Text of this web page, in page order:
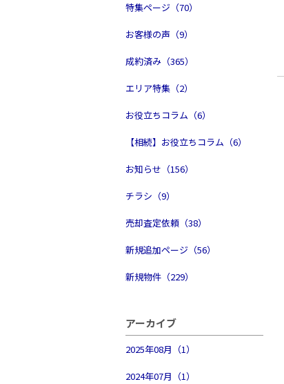
特集ページ（70）
お客様の声（9）
成約済み（365）
エリア特集（2）
お役立ちコラム（6）
【相続】お役立ちコラム（6）
お知らせ（156）
チラシ（9）
売却査定依頼（38）
新規追加ページ（56）
新規物件（229）
アーカイブ
2025年08月（1）
2024年07月（1）